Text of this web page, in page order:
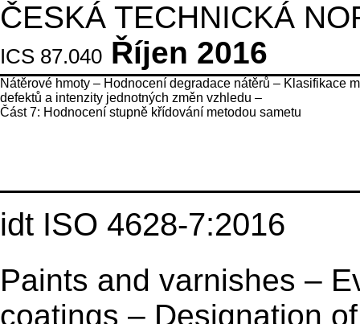
ČESKÁ TECHNICKÁ
ICS 87.040 Říjen 2016
Nátěrové hmoty – Hodnocení degradace nátěrů – Klasifikace
defektů a intenzity jednotných změn vzhledu –
Část 7: Hodnocení stupně křídování metodou sametu
idt ISO 4628-7:2016
Paints and varnishes –
coatings – Designation